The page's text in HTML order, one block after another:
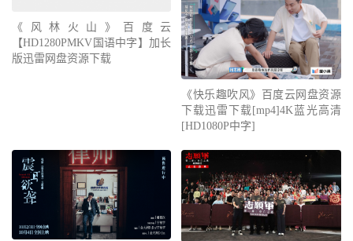
《风林火山》百度云
【HD1280PMKV国语中字】加长
版迅雷网盘资源下载
《快乐趣吹风》百度云网盘资源
下载迅雷下载[mp4]4K蓝光高清
[HD1080P中字]